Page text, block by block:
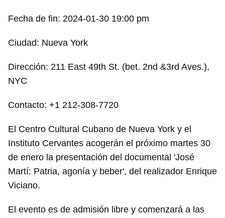
Fecha de fin: 2024-01-30 19:00 pm
Ciudad: Nueva York
Dirección: 211 East 49th St. (bet. 2nd &3rd Aves.),
NYC
Contacto: +1 212-308-7720
El Centro Cultural Cubano de Nueva York y el
Instituto Cervantes acogerán el próximo martes 30
de enero la presentación del documental 'José
Martí: Patria, agonía y beber', del realizador Enrique
Viciano.
El evento es de admisión libre y comenzará a las